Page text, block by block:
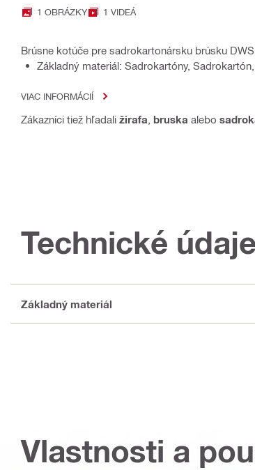
1 OBRÁZKY 1 VIDEÁ
Brúsne kotúče pre sadrokartonársku brúsku
Základný materiál: Sadrokartóny,
VIAC INFORMÁCIÍ
Zákazníci tiež hľadali žirafa bruska alebo
Technické údaje
Základný materiál
Vlastnosti a